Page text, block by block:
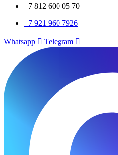
+7 812 600 05 70
+7 921 960 7926
Whatsapp Telegram